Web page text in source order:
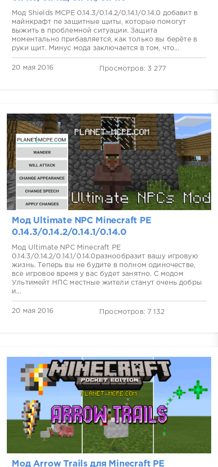
Мод Shields MCPE 0.14.3/0.14.2/0.14.1/0.14.0 добавит в
майнкрафт пе защитные щиты, которые помогут
выжить в проблемной ситуации. Защита
моментально прибавляется, как только вы берёте в
руки щит. Минус мода заключается в том, что...
20 мая 2016 Просмотров: 3 277
Мод Ultimate NPC Minecraft PE
0.14.3/0.14.2/0.14.1/0.14.0
Мод Ultimate NPC Minecraft PE
0.14.3/0.14.2/0.14.1/0.14.0разнообразит вашу игровую
жизнь. Теперь вы не будите в полном одиночестве,
все игровое время у вас будет занятно. С модом
Ультимейт НПС местные жители станут очень добры
и...
20 мая 2016 Просмотров: 7 132
Мод Arrow Trails для Minecraft PE